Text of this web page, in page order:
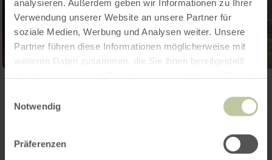
analysieren. Außerdem geben wir Informationen zu Ihrer
Verwendung unserer Website an unsere Partner für
soziale Medien, Werbung und Analysen weiter. Unsere
Partner führen diese Informationen möglicherweise mit
weiteren Daten zusammen, die Sie ihnen bereitgestellt
Notwendig
Präferenzen
Contact